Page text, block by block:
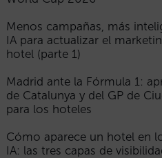
Menos campañas, más
IA para actualizar el
hotel (parte 1)
Madrid ante la Fórmula 1:
de Catalunya y del GP de
para los hoteles
Cómo aparece un hotel en
IA: las tres capas de